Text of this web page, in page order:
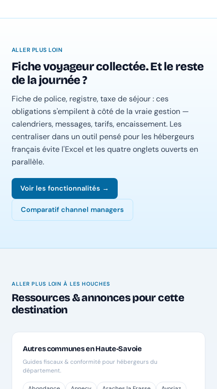
ALLER PLUS LOIN
Fiche voyageur collectée. Et le reste
de la journée ?
Fiche de police, registre, taxe de séjour : ces
obligations s'empilent à côté de la vraie gestion —
calendriers, messages, tarifs, encaissement. Les
centraliser dans un outil pensé pour les hébergeurs
français évite l'Excel et les quatre onglets ouverts en
parallèle.
Voir les fonctionnalités →
Comparatif channel managers
ALLER PLUS LOIN À LES HOUCHES
Ressources & annonces pour cette
destination
Autres communes en Haute-Savoie
Guides fiscaux & conformité pour hébergeurs du
département.